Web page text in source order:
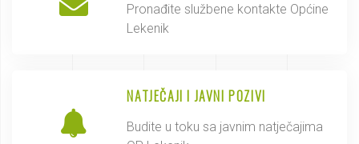
Pronađite službene kontakte Općine
Lekenik
NATJEČAJI I JAVNI POZIVI
Budite u toku sa javnim natječajima